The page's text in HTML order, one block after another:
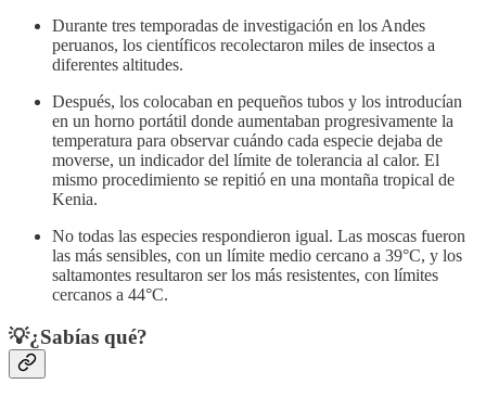
Durante tres temporadas de investigación en los Andes
peruanos, los científicos recolectaron miles de insectos a
diferentes altitudes.
Después, los colocaban en pequeños tubos y los introducían
en un horno portátil donde aumentaban progresivamente la
temperatura para observar cuándo cada especie dejaba de
moverse, un indicador del límite de tolerancia al calor. El
mismo procedimiento se repitió en una montaña tropical de
Kenia.
No todas las especies respondieron igual. Las moscas fueron
las más sensibles, con un límite medio cercano a 39°C, y los
saltamontes resultaron ser los más resistentes, con límites
cercanos a 44°C.
💡¿Sabías qué?